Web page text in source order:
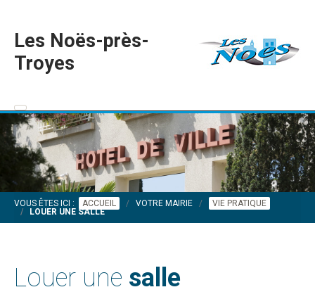
Les Noës-près-
Troyes
VOUS ÊTES ICI : ACCUEIL VOTRE MAIRIE
VIE PRATIQUE
LOUER UNE SALLE
Louer une salle